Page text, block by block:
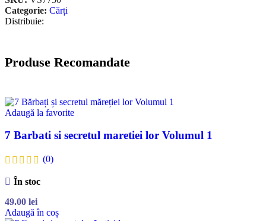
Categorie: Cărți
Distribuie:
Produse Recomandate
Adaugă la favorite
7 Barbati si secretul maretiei lor Volumul 1
(0)
În stoc
49.00 lei
Adaugă în coș